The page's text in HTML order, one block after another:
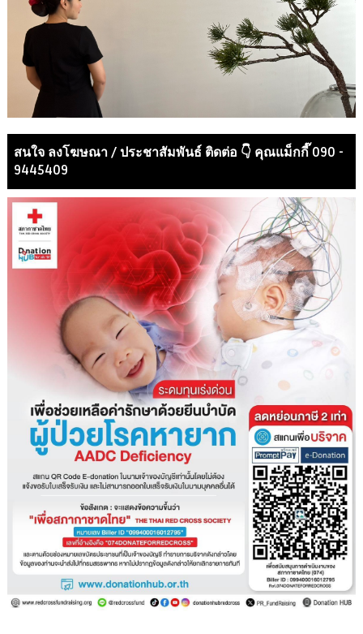
สนใจ ลงโฆษณา / ประชาสัมพันธ์ ติดต่อ 👇 คุณแม็กกี๊ 090 -
9445409